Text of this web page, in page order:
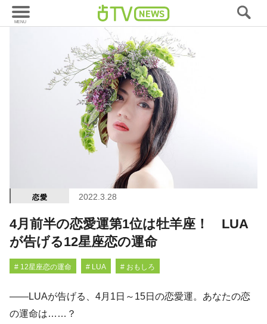
恋愛 2022.3.28
4月前半の恋愛運第1位は牡羊座！ LUA
が告げる12星座恋の運命
# 12星座恋の運命 # LUA # おもしろ
――LUAが告げる、4月1日～15日の恋愛運。あなたの恋
の運命は……？